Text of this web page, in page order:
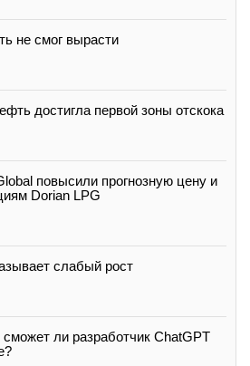
не смог вырасти
достигла первой зоны отскока
повысили прогнозную цену и
Dorian LPG
слабый рост
ли разработчик ChatGPT